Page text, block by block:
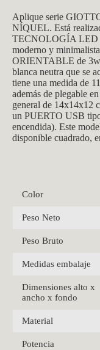
Aplique serie
NÍQUEL. Está
TECNOLOGÍA LED
moderno y
ORIENTABLE de 3w
blanca neutra que se
tiene una medida de
además de plegable
general de 14x14x12
un PUERTO USB
encendida). Este
disponible cuadrado,
Color
Peso Neto
Peso Bruto
Medidas embalaje
Dimensiones alto x
ancho x fondo
Material
Potencia